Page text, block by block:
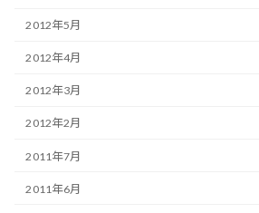
2012年5月
2012年4月
2012年3月
2012年2月
2011年7月
2011年6月